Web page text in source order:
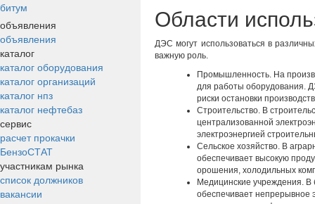
битум
объявления
объявления
каталог
каталог оборудования
каталог организаций
каталог нпз
каталог нефтебаз
сервис
расчет прокачки
БензоСТАТ
участникам рынка
список должников
вакансии
Области
ДЭС могут использоваться в
важную роль.
Промышленность. На
для работы оборудования.
риски остановки
Строительство. В
централизованной
электроэнергией
Сельское хозяйство. В
обеспечивает высокую
орошения, холодильных
Медицинские учреждения. В
обеспечивает непрерывное